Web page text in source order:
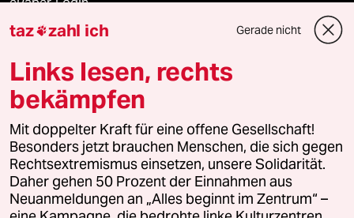
Downloads für Abonnierende
© 2026 taz Verlags und Vertriebs GmbH
Alle Rechte vorbehalten. Bei rechtlichen Fragen oder für Genehmigungen
wenden Sie sich bitte an
lizenzen@taz.de
Feedback Redaktionsstatut Kommune-Richtlinien
taz zahl ich Gerade nicht
Links lesen, rechts
bekämpfen
Mit doppelter Kraft für eine offene Gesellschaft!
Besonders jetzt brauchen Menschen, die sich gegen
Rechtsextremismus einsetzen, unsere Solidarität.
Daher gehen 50 Prozent der Einnahmen aus
Neuanmeldungen an „Alles beginnt im Zentrum“ –